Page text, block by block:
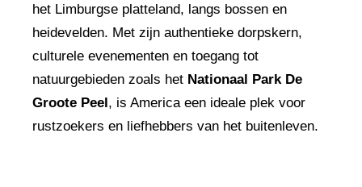
het Limburgse platteland, langs bossen en
heidevelden. Met zijn authentieke dorpskern,
culturele evenementen en toegang tot
natuurgebieden zoals het Nationaal Park De
Groote Peel, is America een ideale plek voor
rustzoekers en liefhebbers van het buitenleven.